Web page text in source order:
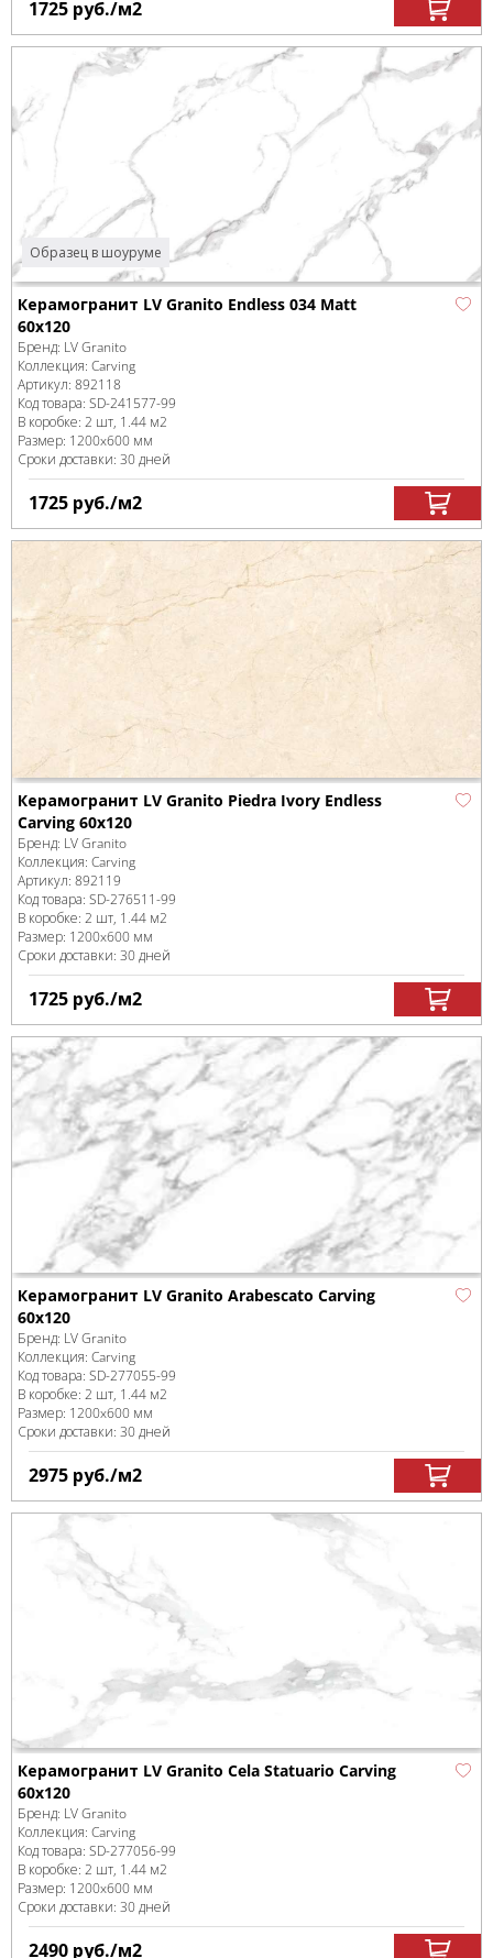
1725 руб./м2
Образец в шоуруме
Керамогранит LV Granito Endless 034 Matt
60x120
Бренд: LV Granito
Коллекция: Carving
Артикул: 892118
Код товара: SD-241577-99
В коробке: 2 шт, 1.44 м2
Размер: 1200x600 мм
Сроки доставки: 30 дней
1725 руб./м2
Керамогранит LV Granito Piedra Ivory Endless
Carving 60x120
Бренд: LV Granito
Коллекция: Carving
Артикул: 892119
Код товара: SD-276511-99
В коробке: 2 шт, 1.44 м2
Размер: 1200x600 мм
Сроки доставки: 30 дней
1725 руб./м2
Керамогранит LV Granito Arabescato Carving
60x120
Бренд: LV Granito
Коллекция: Carving
Код товара: SD-277055-99
В коробке: 2 шт, 1.44 м2
Размер: 1200x600 мм
Сроки доставки: 30 дней
2975 руб./м2
Керамогранит LV Granito Cela Statuario Carving
60x120
Бренд: LV Granito
Коллекция: Carving
Код товара: SD-277056-99
В коробке: 2 шт, 1.44 м2
Размер: 1200x600 мм
Сроки доставки: 30 дней
2490 руб./м2